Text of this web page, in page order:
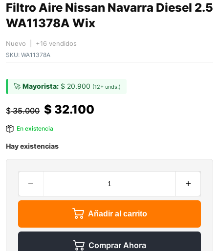
Filtro Aire Nissan Navarra Diesel 2.5
WA11378A Wix
Nuevo | +16 vendidos
SKU: WA11378A
🚀 Mayorista: $ 20.900 (12+ unds.)
$35.000 $ 32.100
En existencia
Hay existencias
Añadir al carrito
Comprar Ahora